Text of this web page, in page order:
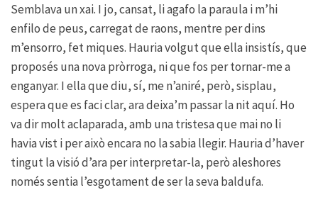
Semblava un xai. I jo, cansat, li agafo la paraula i m’hi
enfilo de peus, carregat de raons, mentre per dins
m’ensorro, fet miques. Hauria volgut que ella insistís, que
proposés una nova pròrroga, ni que fos per tornar-me a
enganyar. I ella que diu, sí, me n’aniré, però, sisplau,
espera que es faci clar, ara deixa’m passar la nit aquí. Ho
va dir molt aclaparada, amb una tristesa que mai no li
havia vist i per això encara no la sabia llegir. Hauria d’haver
tingut la visió d’ara per interpretar-la, però aleshores
només sentia l’esgotament de ser la seva baldufa.